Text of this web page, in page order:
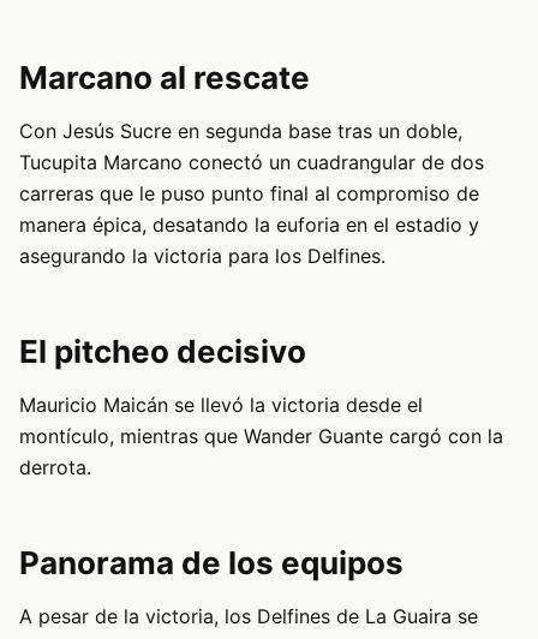
Marcano al rescate
Con Jesús Sucre en segunda base tras un doble,
Tucupita Marcano conectó un cuadrangular de dos
carreras que le puso punto final al compromiso de
manera épica, desatando la euforia en el estadio y
asegurando la victoria para los Delfines.
El pitcheo decisivo
Mauricio Maicán se llevó la victoria desde el
montículo, mientras que Wander Guante cargó con la
derrota.
Panorama de los equipos
A pesar de la victoria, los Delfines de La Guaira se